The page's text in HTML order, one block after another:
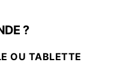
?
OU TABLETTE